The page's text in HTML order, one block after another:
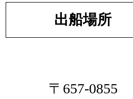
出船場所
〒657-0855